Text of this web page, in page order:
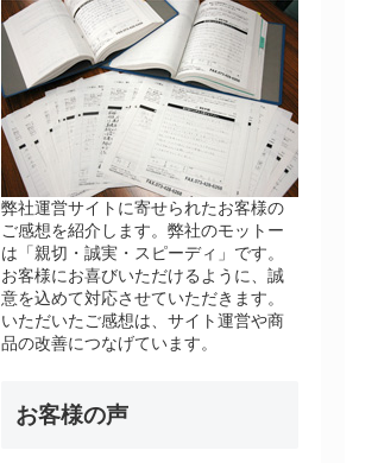
弊社運営サイトに寄せられたお客様の
ご感想を紹介します。弊社のモットー
は「親切・誠実・スピーディ」です。
お客様にお喜びいただけるように、誠
意を込めて対応させていただきます。
いただいたご感想は、サイト運営や商
品の改善につなげています。
お客様の声